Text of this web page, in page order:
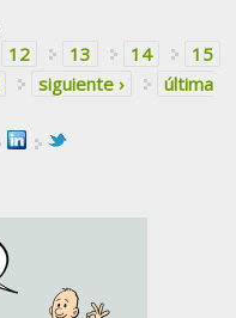
12 13 14
15
siguiente ›
última